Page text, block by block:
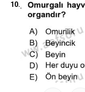
10.